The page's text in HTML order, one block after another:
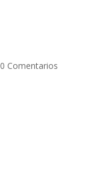
0 Comentarios